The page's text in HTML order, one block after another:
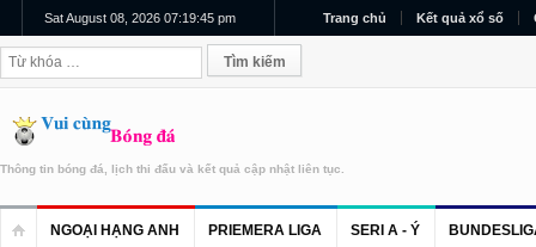
Sat August 08, 2026 07:19:45 pm Trang chủ Kết quả xổ số
Thông tin bóng đá, lịch thi đấu và kết quả cập nhật liên tục.
NGOẠI HẠNG ANH PRIEMERA LIGA SERI A - Ý